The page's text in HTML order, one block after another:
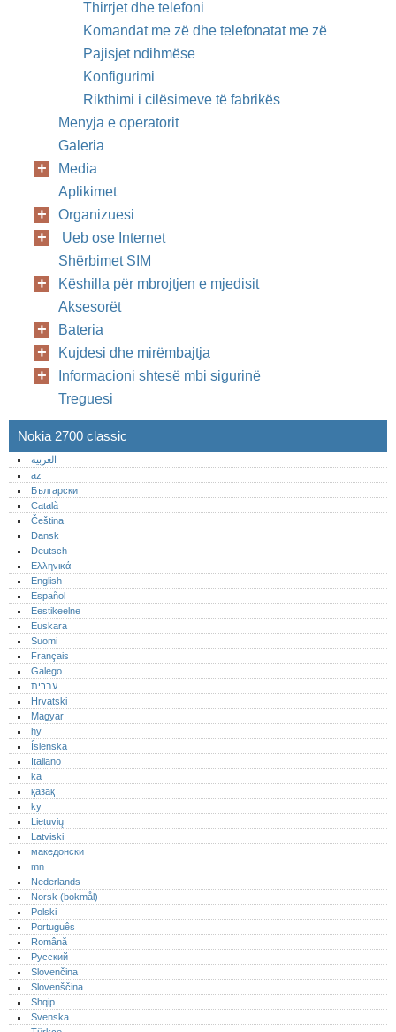
Thirrjet dhe telefoni
Komandat me zë dhe telefonatat me zë
Pajisjet ndihmëse
Konfigurimi
Rikthimi i cilësimeve të fabrikës
Menyja e operatorit
Galeria
Media
Aplikimet
Organizuesi
Ueb ose Internet
Shërbimet SIM
Këshilla për mbrojtjen e mjedisit
Aksesorët
Bateria
Kujdesi dhe mirëmbajtja
Informacioni shtesë mbi sigurinë
Treguesi
Nokia 2700 classic
العربية
az
Български
Català
Čeština
Dansk
Deutsch
Ελληνικά
English
Español
Eestikeelne
Euskara
Suomi
Français
Galego
עברית
Hrvatski
Magyar
hy
Íslenska
Italiano
ka
қазақ
ky
Lietuvių
Latviski
македонски
mn
Nederlands
Norsk (bokmål)‎
Polski
Português‎
Română
Русский
Slovenčina
Slovenščina
Shqip
Svenska